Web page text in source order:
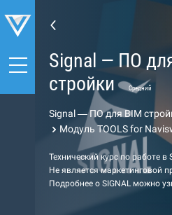
Signal — ПО
стройки
Средний
Signal — ПО для BIM
Модуль TOOLS for
Технический курс по работе в
Не является маркетинговой
Подробнее о SIGNAL можно